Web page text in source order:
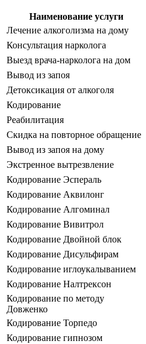
Наименование услуги
Лечение алкоголизма на дому
Консультация нарколога
Выезд врача-нарколога на дом
Вывод из запоя
Детоксикация от алкоголя
Кодирование
Реабилитация
Скидка на повторное обращение
Вывод из запоя на дому
Экстренное вытрезвление
Кодирование Эспераль
Кодирование Аквилонг
Кодирование Алгоминал
Кодирование Вивитрол
Кодирование Двойной блок
Кодирование Дисульфирам
Кодирование иглоукалыванием
Кодирование Налтрексон
Кодирование по методу
Довженко
Кодирование Торпедо
Кодирование гипнозом